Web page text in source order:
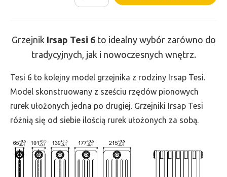
Grzejnik
-
wys.
300,
szer.
585,
789
Grzejnik Irsap Tesi 6to idealny wybór zarówno do
tradycyjnych, jak i nowoczesnych wnętrz.
Tesi 6 to kolejny model grzejnika z rodziny Irsap Tesi.
Model skonstruowany z sześciu rzędów pionowych
rurek ułożonych jedna po drugiej. Grzejniki Irsap Tesi
różnią się od siebie ilością rurek ułożonych za sobą.